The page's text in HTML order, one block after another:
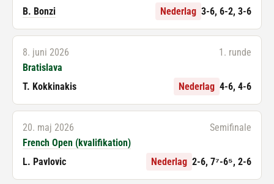
B. Bonzi
Nederlag 3-6, 6-2, 3-6
8. juni 2026
1. runde
Bratislava
T. Kokkinakis
Nederlag 4-6, 4-6
20. maj 2026
Semifinale
French Open (kvalifikation)
L. Pavlovic
Nederlag 2-6, 7⁷-6⁵, 2-6